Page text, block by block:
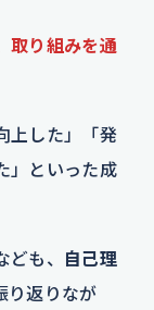
取り組みを通
上した」「発
」といった成
も、 自己理
り返りなが